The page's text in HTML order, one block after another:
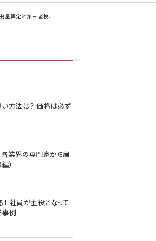
(1622)
(1275)
量算定と第三者検...
方法は？ 価格は必ず
業界の専門家から届
）
！ 社員が主役となって
事例